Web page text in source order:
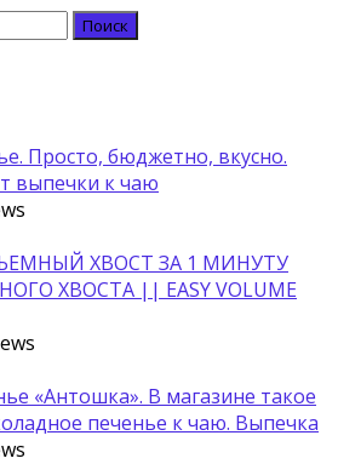
Просто, бюджетно, вкусно.
выпечки к чаю
ХВОСТ ЗА 1 МИНУТУ
ХВОСТА || EASY VOLUME
«Антошка». В магазине такое
печенье к чаю. Выпечка